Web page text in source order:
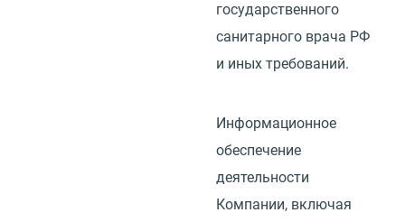
государственного
санитарного врача РФ
и иных требований.
Информационное
обеспечение
деятельности
Компании, включая